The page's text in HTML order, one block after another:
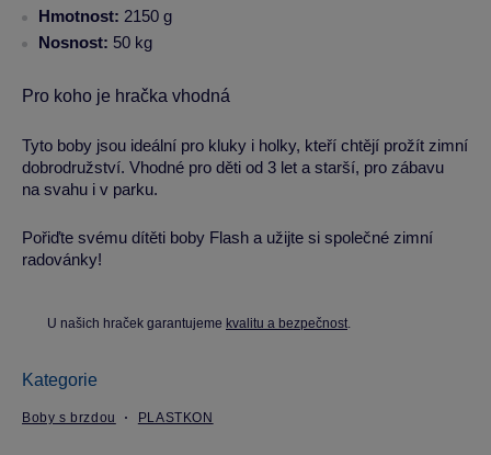
Hmotnost: 2150 g
Nosnost: 50 kg
Pro koho je hračka vhodná
Tyto boby jsou ideální pro kluky i holky, kteří chtějí prožít zimní
dobrodružství. Vhodné pro děti od 3 let a starší, pro zábavu
na svahu i v parku.
Pořiďte svému dítěti boby Flash a užijte si společné zimní
radovánky!
U našich hraček garantujeme kvalitu a bezpečnost.
Kategorie
Boby s brzdou PLASTKON